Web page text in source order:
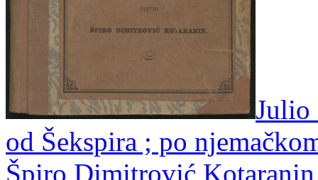
Julio
od Šekspira ; po
Špiro Dimitrović Kotaranin